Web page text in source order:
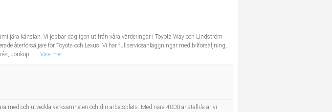
känslan. Vi jobbar dagligen utifrån våra värderingar i Toyota Way och Lindström
återförsäljare för Toyota och Lexus. Vi har fullserviceanläggningar med bilförsäljning,
Jönköp...
Visa mer
med och utveckla verksamheten och din arbetsplats. Med nära 4000 anställda är vi